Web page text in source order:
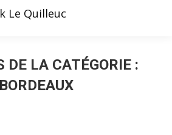
DE LA CATÉGORIE :
BORDEAUX